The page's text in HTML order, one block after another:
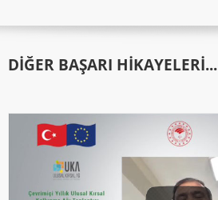
DIĞER BAŞARI HIKAYELERI...